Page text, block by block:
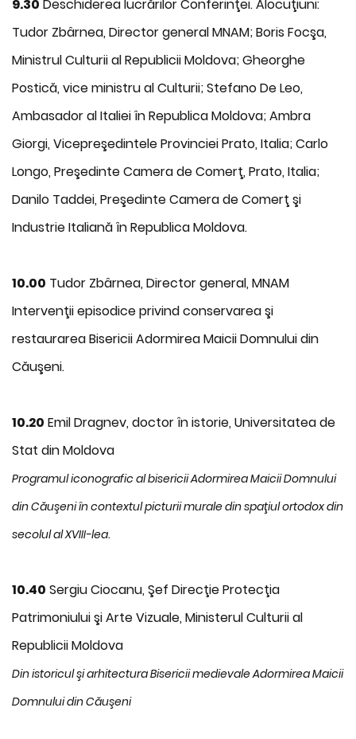
9.30 Deschiderea lucrărilor Conferinţei. Alocuţiuni:
Tudor Zbârnea, Director general MNAM; Boris Focşa,
Ministrul Culturii al Republicii Moldova; Gheorghe
Postică, vice ministru al Culturii; Stefano De Leo,
Ambasador al Italiei în Republica Moldova; Ambra
Giorgi, Vicepreşedintele Provinciei Prato, Italia; Carlo
Longo, Preşedinte Camera de Comerţ, Prato, Italia;
Danilo Taddei, Preşedinte Camera de Comerţ şi
Industrie Italiană în Republica Moldova.
10.00 Tudor Zbârnea, Director general, MNAM
Intervenţii episodice privind conservarea şi
restaurarea Bisericii Adormirea Maicii Domnului din
Căuşeni.
10.20 Emil Dragnev, doctor în istorie, Universitatea de
Stat din Moldova
Programul iconografic al bisericii Adormirea Maicii Domnului
din Căuşeni în contextul picturii murale din spaţiul ortodox din
secolul al XVIII-lea.
10.40 Sergiu Ciocanu, Şef Direcţie Protecţia
Patrimoniului şi Arte Vizuale, Ministerul Culturii al
Republicii Moldova
Din istoricul şi arhitectura Bisericii medievale Adormirea Maicii
Domnului din Căuşeni